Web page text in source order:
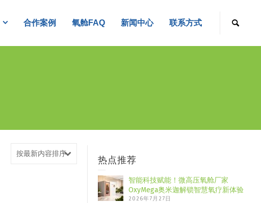
合作案例 氧舱FAQ 新闻中心 联系方式
按最新内容排序
热点推荐
智能科技赋能！微高压氧舱厂家
OxyMega奥米迦解锁智慧氧疗新体验
2026年7月27日